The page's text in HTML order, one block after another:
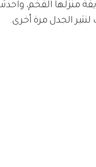
منزلها الفخم،
لتثير الجدل مرة أخرى.